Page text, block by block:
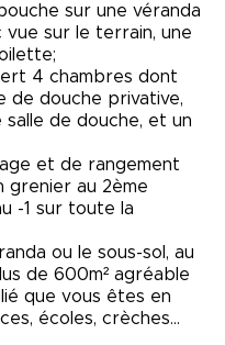
sur une véranda
vue sur le terrain, une
4 chambres dont
de douche privative,
salle de douche, et un
et de rangement
grenier au 2ème
-1 sur toute la
ou le sous-sol, au
de 600m² agréable
que vous êtes en
écoles, crèches...